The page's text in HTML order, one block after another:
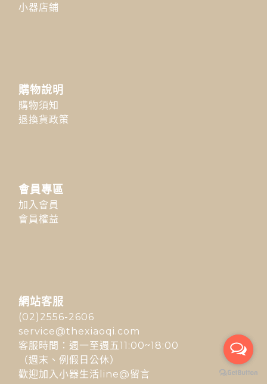
小器店鋪
購物說明
購物須知
退換貨政策
會員專區
加入會員
會員權益
網站客服
(02)2556-2606
service@thexiaoqi.com
客服時間：週一至週五11:00~18:00
（週末、例假日公休）
歡迎加入小器生活line@留言